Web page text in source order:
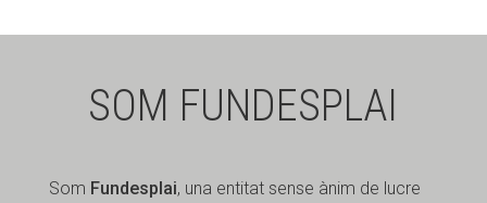
SOM FUNDESPLAI
Som Fundesplai, una entitat sense ànim de lucre